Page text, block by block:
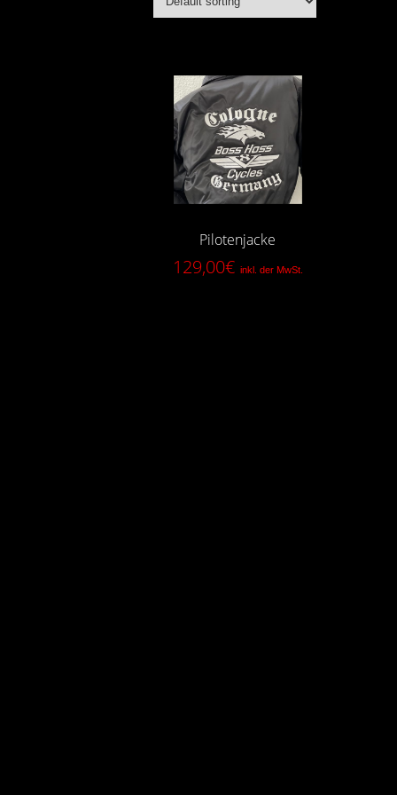
Pilotenjacke
129,00€ inkl. der MwSt.
Select options